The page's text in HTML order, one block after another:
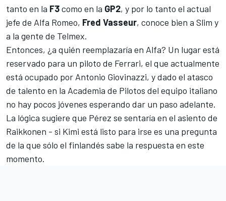
tanto en la F3como en la GP2, y por lo tanto el actual
jefe de Alfa Romeo, Fred Vasseur, conoce bien a Slim y
a la gente de Telmex.
Entonces, ¿a quién reemplazaría en Alfa? Un lugar está
reservado para un piloto de Ferrari, el que actualmente
está ocupado por Antonio Giovinazzi, y dado el atasco
de talento en la Academia de Pilotos del equipo italiano
no hay pocos jóvenes esperando dar un paso adelante.
La lógica sugiere que Pérez se sentaría en el asiento de
Raikkonen - si Kimi está listo para irse es una pregunta
de la que sólo el finlandés sabe la respuesta en este
momento.